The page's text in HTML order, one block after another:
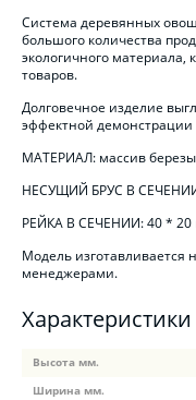
Система деревянных
большого количества
экологичного материала,
товаров.
Долговечное изделие
эффектной демонстрации
МАТЕРИАЛ: массив березы
НЕСУЩИЙ БРУС В
РЕЙКА В СЕЧЕНИИ: 40 *
Модель изготавливается
менеджерами.
Характеристики
Высота мм.
Ширина мм.